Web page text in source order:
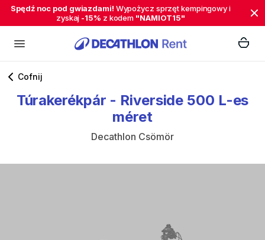
Spędź noc pod gwiazdami! Wypożycz sprzęt kempingowy i
zyskaj -15% z kodem "NAMIOT15"
Cofnij
Túrakerékpár - Riverside 500 L-es
méret
Decathlon Csömör